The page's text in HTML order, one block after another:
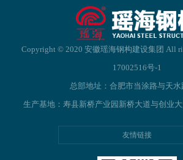
Copyright © 2020 安徽瑶海钢构建设集团 All
17002516号-1
总部地址：合肥市当涂路与天水
生产基地：寿县新桥产业园新桥大道与创业
友情链接